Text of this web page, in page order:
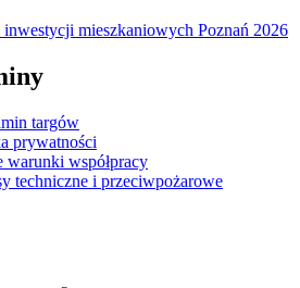
mieszkaniowych Poznań 2026
targów
prywatności
warunki współpracy
techniczne i przeciwpożarowe